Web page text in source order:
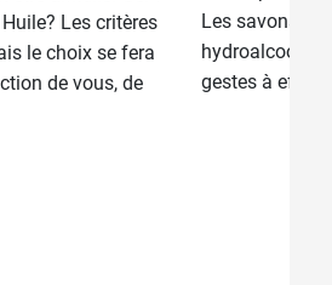
Les critères
le choix se fera
de vous, de
Les savons,
gestes à